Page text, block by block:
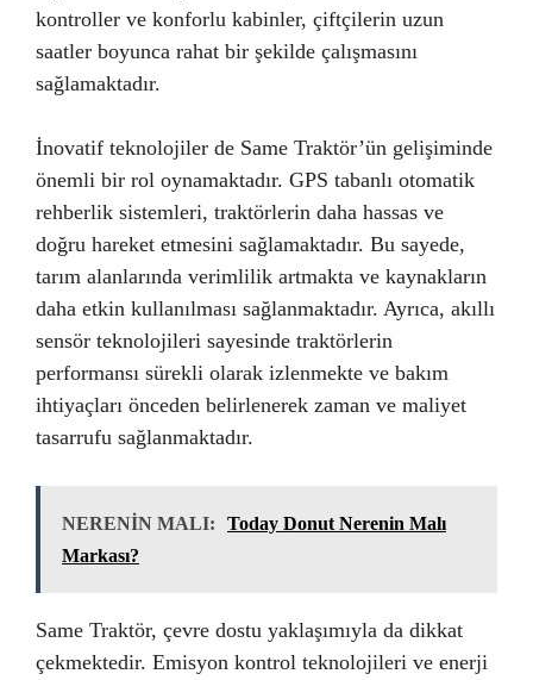
kontroller ve konforlu kabinler, çiftçilerin uzun
saatler boyunca rahat bir şekilde çalışmasını
sağlamaktadır.
İnovatif teknolojiler de Same Traktör’ün gelişiminde
önemli bir rol oynamaktadır. GPS tabanlı otomatik
rehberlik sistemleri, traktörlerin daha hassas ve
doğru hareket etmesini sağlamaktadır. Bu sayede,
tarım alanlarında verimlilik artmakta ve kaynakların
daha etkin kullanılması sağlanmaktadır. Ayrıca, akıllı
sensör teknolojileri sayesinde traktörlerin
performansı sürekli olarak izlenmekte ve bakım
ihtiyaçları önceden belirlenerek zaman ve maliyet
tasarrufu sağlanmaktadır.
NERENİN MALI:
Today Donut Nerenin Malı
Markası?
Same Traktör, çevre dostu yaklaşımıyla da dikkat
çekmektedir. Emisyon kontrol teknolojileri ve enerji